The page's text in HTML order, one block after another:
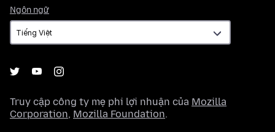
Ngôn ngữ
ngữ
Truy cập công ty mẹ phi lợi nhuận của Mozilla
Corporation, Mozilla Foundation.